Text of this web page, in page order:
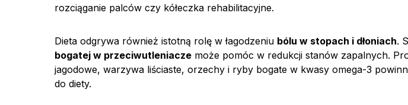
rozciąganie palców czy kółeczka rehabilitacyjne.
Dieta odgrywa również istotną rolę w łagodzeniu bólu w stopach i dłoniach.
bogatej w przeciwutleniacze może pomóc w redukcji stanów zapalnych.
jagodowe, warzywa liściaste, orzechy i ryby bogate w kwasy omega-3
do diety.